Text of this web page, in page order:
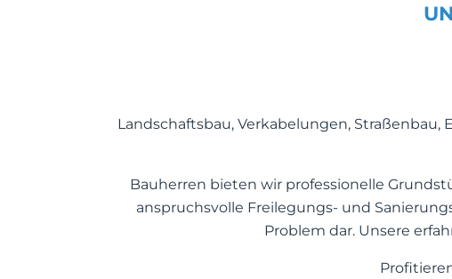
Landschaftsbau, Verkabelungen,
Bauherren bieten wir professionelle
anspruchsvolle Freilegungs- und
Problem dar. Unsere